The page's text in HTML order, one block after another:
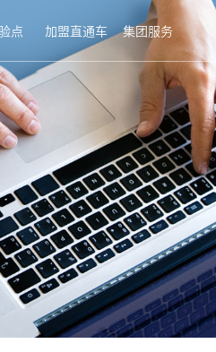
点 加盟直通车 集团服务